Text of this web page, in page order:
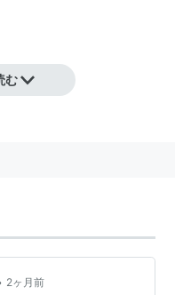
放送）
しい発想の子ども番組
」「アートのちか
ズを予定、4月から
学校では体験すること
む
2ヶ月前